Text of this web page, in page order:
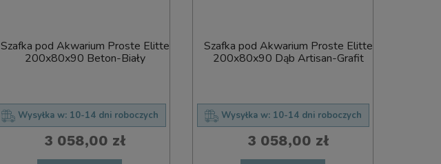
Szafka pod Akwarium Proste Elitte
200x80x90 Beton-Biały
Wysyłka w: 10-14 dni roboczych
3 058,00 zł
Szafka pod Akwarium Proste Elitte
200x80x90 Dąb Artisan-Grafit
Wysyłka w: 10-14 dni roboczych
3 058,00 zł